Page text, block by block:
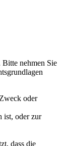
nehmen Sie
oder
ist, oder zur
dass die